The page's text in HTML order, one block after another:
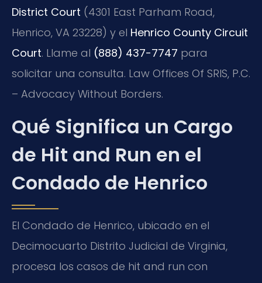
District Court (4301 East Parham Road,
Henrico, VA 23228) y el Henrico County Circuit
Court. Llame al (888) 437-7747 para
solicitar una consulta. Law Offices Of SRIS, P.C.
– Advocacy Without Borders.
Qué Significa un Cargo
de Hit and Run en el
Condado de Henrico
El Condado de Henrico, ubicado en el
Decimocuarto Distrito Judicial de Virginia,
procesa los casos de hit and run con